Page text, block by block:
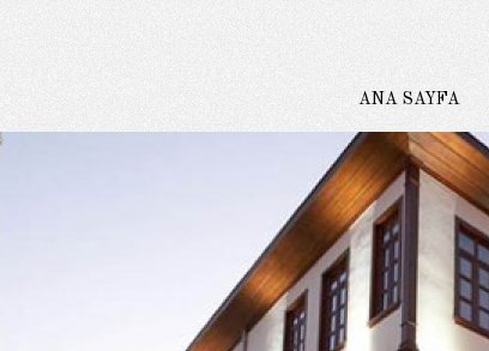
ANA SAYFA